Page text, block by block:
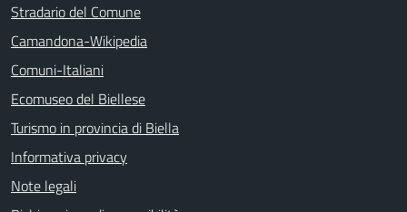
Stradario del Comune
Camandona-Wikipedia
Comuni-Italiani
Ecomuseo del Biellese
Turismo in provincia di Biella
Informativa privacy
Note legali